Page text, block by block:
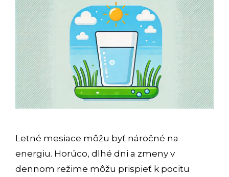
Letné mesiace môžu byť náročné na
energiu. Horúco, dlhé dni a zmeny v
dennom režime môžu prispieť k pocitu